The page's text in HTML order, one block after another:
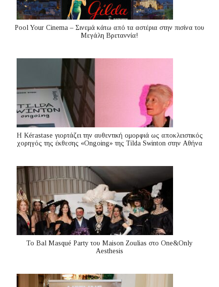
Pool Your Cinema – Σινεμά κάτω από τα αστέρια στην πισίνα του
Μεγάλη Βρεταννία!
Η Kérastase γιορτάζει την αυθεντική ομορφιά ως αποκλειστικός
χορηγός της έκθεσης «Ongoing» της Tilda Swinton στην Αθήνα
Το Bal Masqué Party του Maison Zoulias στο One&Only
Aesthesis